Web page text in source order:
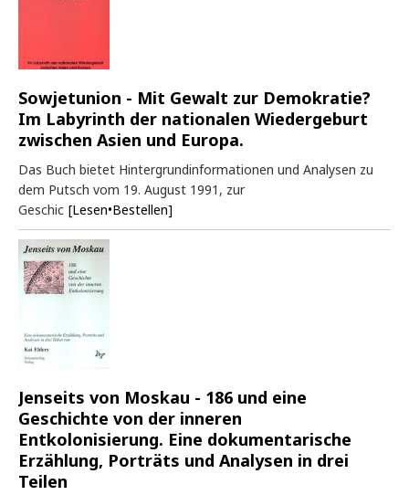
Sowjetunion - Mit Gewalt zur Demokratie?
Im Labyrinth der nationalen Wiedergeburt
zwischen Asien und Europa.
Das Buch bietet Hintergrundinformationen und Analysen zu
dem Putsch vom 19. August 1991, zur
Geschic [Lesen•Bestellen]
Jenseits von Moskau - 186 und eine
Geschichte von der inneren
Entkolonisierung. Eine dokumentarische
Erzählung, Porträts und Analysen in drei
Teilen